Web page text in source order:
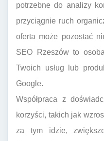
potrzebne do analizy
przyciągnie ruch
oferta może pozostać
SEO Rzeszów to
Twoich usług lub
Google.
Współpraca z
korzyści, takich jak
za tym idzie,